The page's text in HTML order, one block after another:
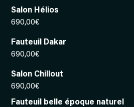
Salon Hélios
690,00€
Fauteuil Dakar
690,00€
Salon Chillout
690,00€
Fauteuil belle époque naturel